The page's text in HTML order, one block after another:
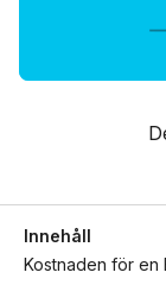
Innehåll
Kostnaden för en